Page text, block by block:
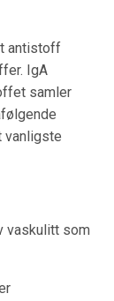
antistoff
IgA
samler
vanligste
vaskulitt som